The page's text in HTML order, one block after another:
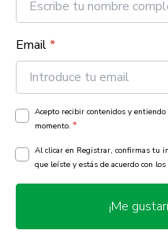
Email*
Acepto recibir contenidos y
momento. *
Al clicar en Registrar, confirmas tu
que leíste y estás de acuerdo con
¡Me